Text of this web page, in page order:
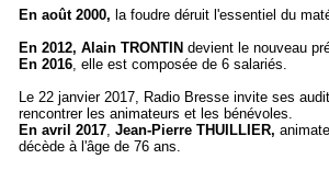
En août 2000, la foudre déruit l'essentiel du
En 2012, Alain TRONTIN devient le nouveau
En 2016, elle est composée de 6 salariés.
Le 22 janvier 2017, Radio Bresse invite ses
rencontrer les animateurs et les bénévoles.
En avril 2017, Jean-Pierre THUILLIER,
décède à l'âge de 76 ans.